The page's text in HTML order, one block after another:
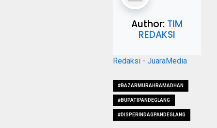
Author: TIM
REDAKSI
Redaksi - JuaraMedia
#BAZARMURAHRAMADHAN
#BUPATIPANDEGLANG
#DISPERINDAGPANDEGLANG